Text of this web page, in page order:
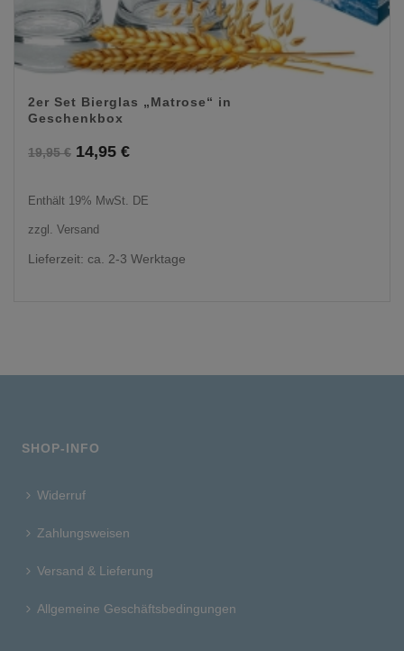
2er Set Bierglas „Matrose“ in
Geschenkbox
19,95€ Ursprünglicher
14,95 €Aktueller
Enthält 19% MwSt. DE
zzgl. Versand
Lieferzeit: ca. 2-3 Werktage
SHOP-INFO
Widerruf
Zahlungsweisen
Versand & Lieferung
Allgemeine Geschäftsbedingungen